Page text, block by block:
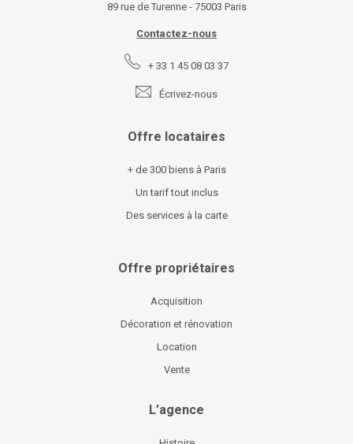
89 rue de Turenne - 75003 Paris
Contactez-nous
+ 33 1 45 08 03 37
Écrivez-nous
Offre locataires
+ de 300 biens à Paris
Un tarif tout inclus
Des services à la carte
Offre propriétaires
Acquisition
Décoration et rénovation
Location
Vente
L’agence